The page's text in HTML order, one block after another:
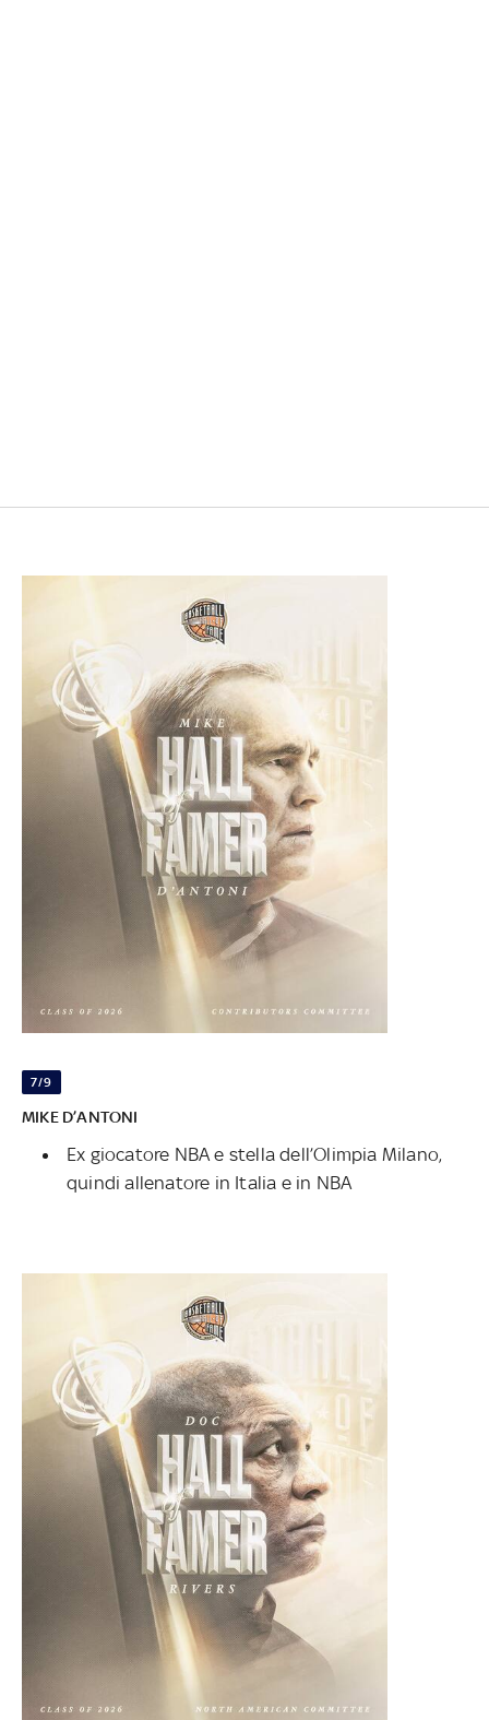
7/9
MIKE D’ANTONI
Ex giocatore NBA e stella dell’Olimpia Milano,
quindi allenatore in Italia e in NBA